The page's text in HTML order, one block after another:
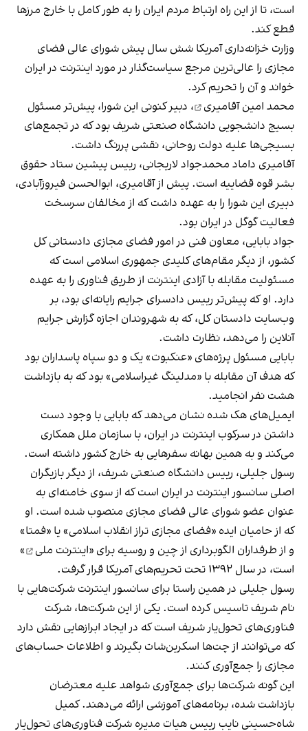
است، تا از این راه ارتباط مردم ایران را به طور کامل با خارج مرزها
قطع کند.
وزارت خزانه‌داری آمریکا شش سال پیش شورای عالی فضای
مجازی را عالی‌ترین مرجع سیاست‌گذار در مورد اینترنت در ایران
خواند و آن را تحریم کرد.
محمد امین آقامیری
، دبیر کنونی این شورا، پیش‌تر مسئول
بسیج دانشجویی دانشگاه صنعتی شریف بود که در تجمع‌های
بسیجی‌ها علیه دولت روحانی، نقشی پررنگ داشت.
آقامیری داماد محمدجواد لاریجانی، رییس پیشین ستاد حقوق
بشر قوه قضاییه است. پیش از آقامیری، ابوالحسن فیروزآبادی،
دبیری این شورا را به عهده داشت که از مخالفان سرسخت
فعالیت گوگل در ایران بود.
جواد بابایی، معاون فنی در امور فضای مجازی دادستانی کل
کشور، از دیگر مقام‌های کلیدی جمهوری اسلامی است که
مسئولیت مقابله با آزادی اینترنت از طریق فناوری را به عهده
دارد. او که پیش‌تر رییس دادسرای جرایم رایانه‌ای بود، بر
وب‌سایت دادستان کل، که به شهروندان اجازه گزارش جرایم
آنلاین را می‌دهد، نظارت داشت.
بابایی مسئول پرژه‌های «عنکبوت» یک و دو سپاه پاسداران بود
که هدف آن مقابله با «مدلینگ غیراسلامی» بود که به بازداشت
هشت نفر انجامید.
ایمیل‌های هک شده نشان می‌دهد که بابایی با وجود دست
داشتن در سرکوب اینترنت در ایران، با سازمان ملل همکاری
می‌کند و به همین بهانه سفرهایی به خارج کشور داشته است.
رسول جلیلی، رییس دانشگاه صنعتی شریف، از دیگر بازیگران
اصلی سانسور اینترنت در ایران است که از سوی خامنه‌ای به
عنوان عضو شورای عالی فضای مجازی منصوب شده است. او
که از حامیان ایده «فضای مجازی تراز انقلاب اسلامی» یا «فمتا»
و از طرفداران الگوبرداری از چین و روسیه برای «اینترنت ملی
»
است، در سال ۱۳۹۲ تحت تحریم‌های آمریکا قرار گرفت.
رسول جلیلی در همین راستا برای سانسور اینترنت شرکت‌هایی با
نام شریف تاسیس کرده است. یکی از این شرکت‌ها، شرکت
فناوری‌های تحول‌یار شریف است که در ایجاد ابرازهایی نقش دارد
که می‌توانند از چت‌ها اسکرین‌شات بگیرند و اطلاعات حساب‌های
مجازی را جمع‌آوری کنند.
این گونه شرکت‌ها برای جمع‌آوری شواهد علیه معترضان
بازداشت شده، برنامه‌های آموزشی ارائه می‌دهند. کمیل
شاه‌حسینی نایب رییس هیات مدیره شرکت فناوری‌های تحول‌یار